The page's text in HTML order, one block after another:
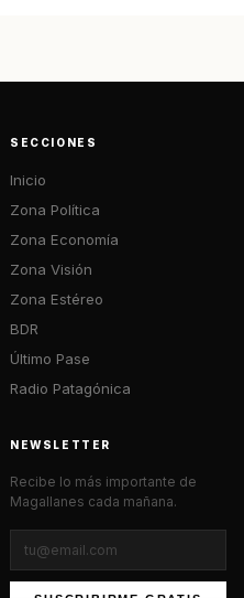
SECCIONES
Inicio
Zona Política
Zona Economía
Zona Visión
Zona Estéreo
BDR
Último Pase
Radio Patagónica
NEWSLETTER
Recibe lo más importante de
Magallanes cada mañana.